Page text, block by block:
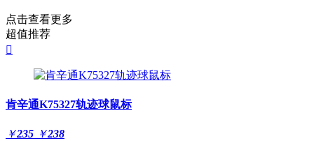
点击查看更多
超值推荐

肯辛通K75327轨迹球鼠标
￥235 ￥238